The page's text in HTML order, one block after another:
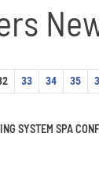
33 34 35
SYSTEM SPA